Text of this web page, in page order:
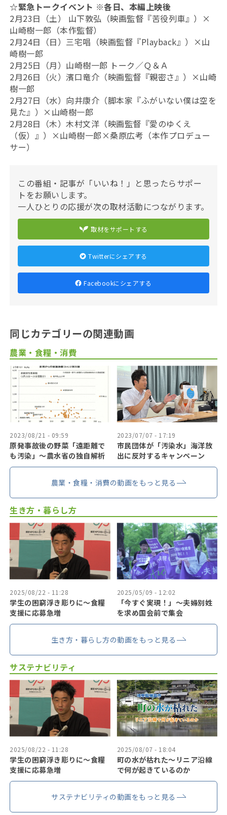
☆緊急トークイベント ※各日、本編上映後
2月23日（土） 山下敦弘（映画監督『苦役列車』）×
山崎樹一郎（本作監督）
2月24日（日）三宅唱（映画監督『Playback』）×山
崎樹一郎
2月25日（月）山崎樹一郎 トーク／Ｑ＆Ａ
2月26日（火）濱口竜介（映画監督『親密さ』）×山崎
樹一郎
2月27日（水）向井康介（脚本家『ふがいない僕は空を
見た』）×山崎樹一郎
2月28日（木）木村文洋（映画監督『愛のゆくえ
（仮）』）×山崎樹一郎×桑原広考（本作プロデュー
サー）
この番組・記事が「いいね！」と思ったらサポー
トをお願いします。
一人ひとりの応援が次の取材活動につながります。
取材をサポートする
Twitterにシェアする
Facebookにシェアする
同じカテゴリーの関連動画
農業・食糧・消費
2023/08/21 - 09:59
原発事故後の野菜「遠距離で
も汚染」〜農水省の独自解析
2023/07/07 - 17:19
市民団体が「汚染水」海洋放
出に反対するキャンペーン
農業・食糧・消費の動画をもっと見る
生き方・暮らし方
2025/08/22 - 11:28
学生の困窮浮き彫りに〜食糧
支援に応募急増
2025/05/09 - 12:02
「今すぐ実現！」〜夫婦別姓
を求め国会前で集会
生き方・暮らし方の動画をもっと見る
サステナビリティ
2025/08/22 - 11:28
学生の困窮浮き彫りに〜食糧
支援に応募急増
2025/08/07 - 18:04
町の水が枯れた～リニア沿線
で何が起きているのか
サステナビリティの動画をもっと見る